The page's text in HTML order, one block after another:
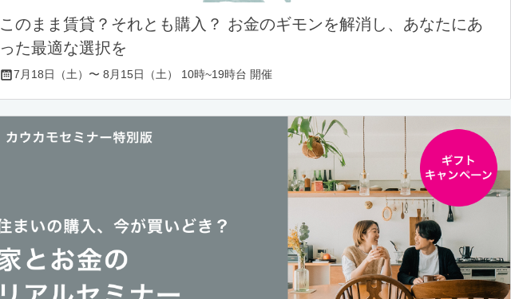
このまま賃貸？それとも購入？ お金のギモンを解消し、あなたにあ
った最適な選択を
7月18日（土）〜 8月15日（土） 10時~19時台 開催